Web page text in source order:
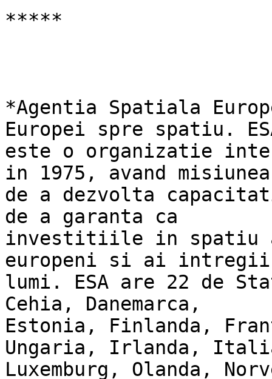
*****
*Agentia Spatiala
Europei spre spatiu.
este o organizatie
in 1975, avand misiunea
de a dezvolta
de a garanta ca
investitiile in spatiu
europeni si ai intregii
lumi. ESA are 22 de
Cehia, Danemarca,
Estonia, Finlanda,
Ungaria, Irlanda,
Luxemburg, Olanda,